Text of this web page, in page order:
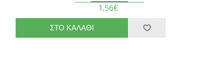
1,56€